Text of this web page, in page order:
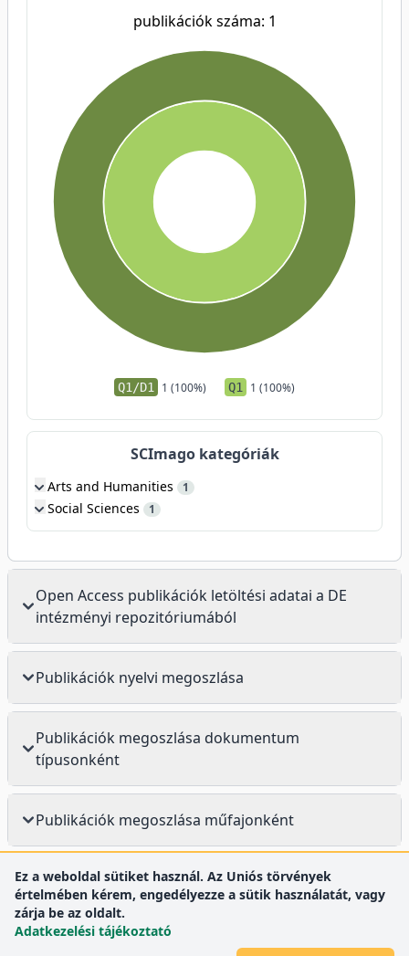
publikációk száma: 1
Q1/D1 1 (100%) Q1 1 (100%)
SCImago kategóriák
Arts and Humanities 1
Social Sciences 1
Open Access publikációk letöltési adatai a DE
intézményi repozitóriumából
Publikációk nyelvi megoszlása
Publikációk megoszlása dokumentum
típusonként
Publikációk megoszlása műfajonként
Ez a weboldal sütiket használ. Az Uniós törvények
értelmében kérem, engedélyezze a sütik használatát, vagy
zárja be az oldalt.
Adatkezelési tájékoztató